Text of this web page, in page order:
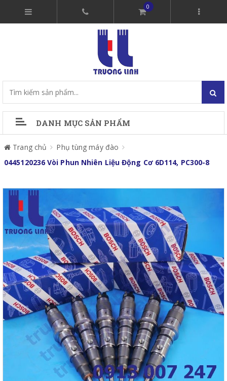
0
DANH MỤC SẢN PHẨM
Trang chủ
Phụ tùng máy đào
0445120236 Vòi Phun Nhiên Liệu Động Cơ 6D114, PC300-8